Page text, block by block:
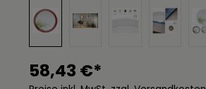
58,43 €*